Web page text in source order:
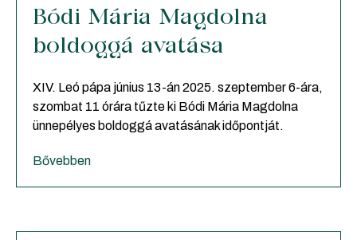
Bódi Mária Magdolna
boldoggá avatása
XIV. Leó pápa június 13-án 2025. szeptember 6-ára,
szombat 11 órára tűzte ki Bódi Mária Magdolna
ünnepélyes boldoggá avatásának időpontját.
Bővebben